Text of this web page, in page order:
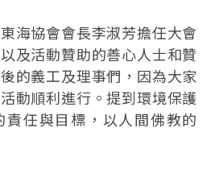
海協會會長李淑芳擔任大會
及活動贊助的善心人士和贊
的義工及理事們，因為大家
動順利進行。提到環境保護
任與目標，以人間佛教的